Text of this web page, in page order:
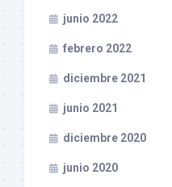
junio 2022
febrero 2022
diciembre 2021
junio 2021
diciembre 2020
junio 2020